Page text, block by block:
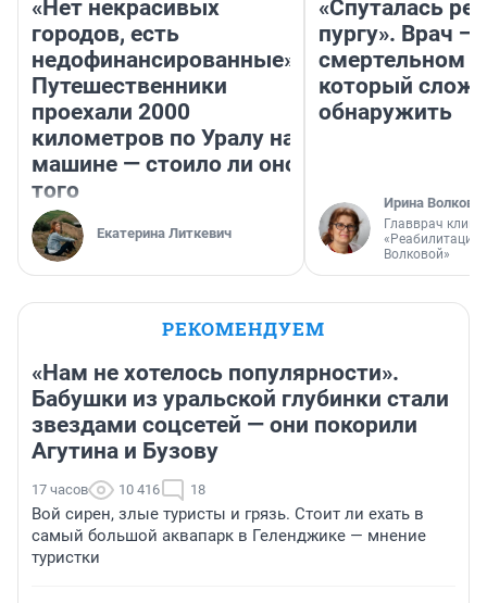
«Нет некрасивых
городов, есть
недофинансированные».
Путешественники
проехали 2000
километров по Уралу на
машине — стоило ли оно
того
Екатерина Литкевич
«Спуталась
пургу». Врач —
смертельном
который
обнаружить
Ирина Волкова
Главврач
«Реабилитация
Волковой»
РЕКОМЕНДУЕМ
«Нам не хотелось популярности».
Бабушки из уральской глубинки стали
звездами соцсетей — они покорили
Агутина и Бузову
17 часов 10 416 18
Вой сирен, злые туристы и грязь. Стоит ли ехать в
самый большой аквапарк в Геленджике — мнение
туристки